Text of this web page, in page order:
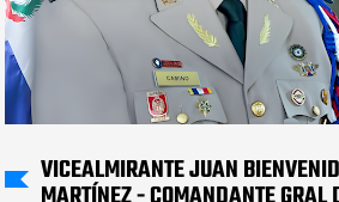
VICEALMIRANTE JUAN